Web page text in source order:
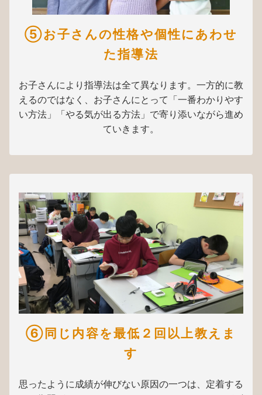
⑤お子さんの性格や個性にあわせ
た指導法
お子さんにより指導法は全て異なります。一方的に教
えるのではなく、お子さんにとって「一番わかりやす
い方法」「やる気が出る方法」で寄り添いながら進め
ていきます。
⑥同じ内容を最低２回以上教えま
す
思ったように成績が伸びない原因の一つは、定着する